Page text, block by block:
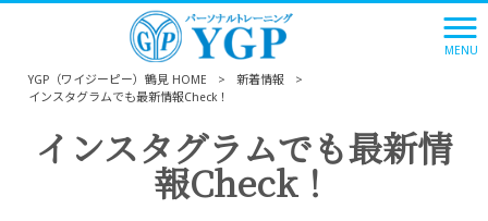
MENU
YGP（ワイジーピー）鶴見 HOME > 新着情報
>
インスタグラムでも最新情報Check！
インスタグラムでも最新情
報Check！